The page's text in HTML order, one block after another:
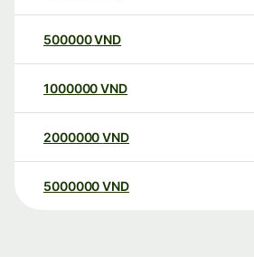
500000VND
1000000VND
2000000VND
5000000VND